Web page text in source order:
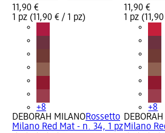
11,90 €
1 pz (11,90 € / 1 pz)
+8
DEBORAH MILANORossetto
Milano Red Mat - n. 34, 1 pz
11,90 €
1 pz
+8
Milano